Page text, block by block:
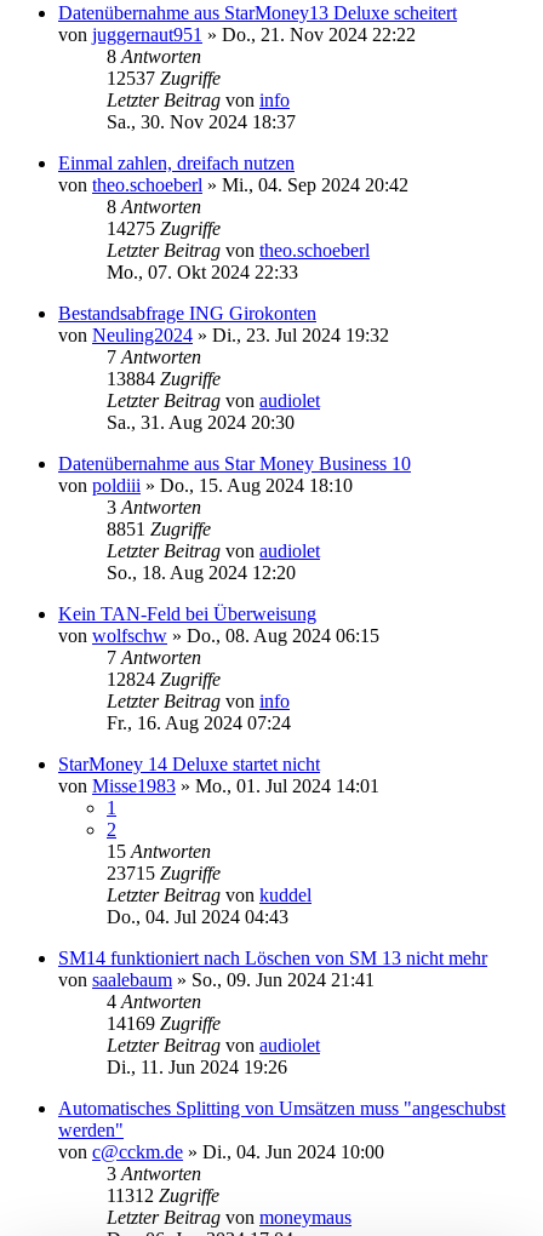
Datenübernahme aus StarMoney13 Deluxe scheitert
von juggernaut951 » Do., 21. Nov 2024 22:22
8 Antworten
12537 Zugriffe
Letzter Beitrag von info
Sa., 30. Nov 2024 18:37
Einmal zahlen, dreifach nutzen
von theo.schoeberl » Mi., 04. Sep 2024 20:42
8 Antworten
14275 Zugriffe
Letzter Beitrag von theo.schoeberl
Mo., 07. Okt 2024 22:33
Bestandsabfrage ING Girokonten
von Neuling2024 » Di., 23. Jul 2024 19:32
7 Antworten
13884 Zugriffe
Letzter Beitrag von audiolet
Sa., 31. Aug 2024 20:30
Datenübernahme aus Star Money Business 10
von poldiii » Do., 15. Aug 2024 18:10
3 Antworten
8851 Zugriffe
Letzter Beitrag von audiolet
So., 18. Aug 2024 12:20
Kein TAN-Feld bei Überweisung
von wolfschw » Do., 08. Aug 2024 06:15
7 Antworten
12824 Zugriffe
Letzter Beitrag von info
Fr., 16. Aug 2024 07:24
StarMoney 14 Deluxe startet nicht
von Misse1983 » Mo., 01. Jul 2024 14:01
1
2
15 Antworten
23715 Zugriffe
Letzter Beitrag von kuddel
Do., 04. Jul 2024 04:43
SM14 funktioniert nach Löschen von SM 13 nicht mehr
von saalebaum » So., 09. Jun 2024 21:41
4 Antworten
14169 Zugriffe
Letzter Beitrag von audiolet
Di., 11. Jun 2024 19:26
Automatisches Splitting von Umsätzen muss "angeschubst
werden"
von c@cckm.de » Di., 04. Jun 2024 10:00
3 Antworten
11312 Zugriffe
Letzter Beitrag von moneymaus